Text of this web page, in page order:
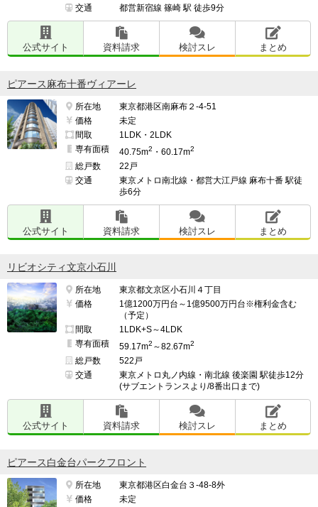
交通
都営新宿線 篠崎 駅 徒歩9分
公式サイト 資料請求 検討スレ まとめ
ピアース麻布十番ヴィアーレ
所在地
東京都港区南麻布２-4-51
価格
未定
間取
1LDK・2LDK
専有面積
40.75m2 ・60.17m2
総戸数
22戸
交通
東京メトロ南北線・都営大江戸線 麻布十番 駅徒
歩6分
公式サイト 資料請求 検討スレ まとめ
リビオシティ文京小石川
所在地
東京都文京区小石川４丁目
価格
1億1200万円台～1億9500万円台※権利金含む
（予定）
間取
1LDK+S～4LDK
専有面積
59.17m2 ～82.67m2
総戸数
522戸
交通
東京メトロ丸ノ内線・南北線 後楽園 駅徒歩12分
(サブエントランスより/8番出口まで)
公式サイト 資料請求 検討スレ まとめ
ピアース白金台パークフロント
所在地
東京都港区白金台３-48-8外
価格
未定